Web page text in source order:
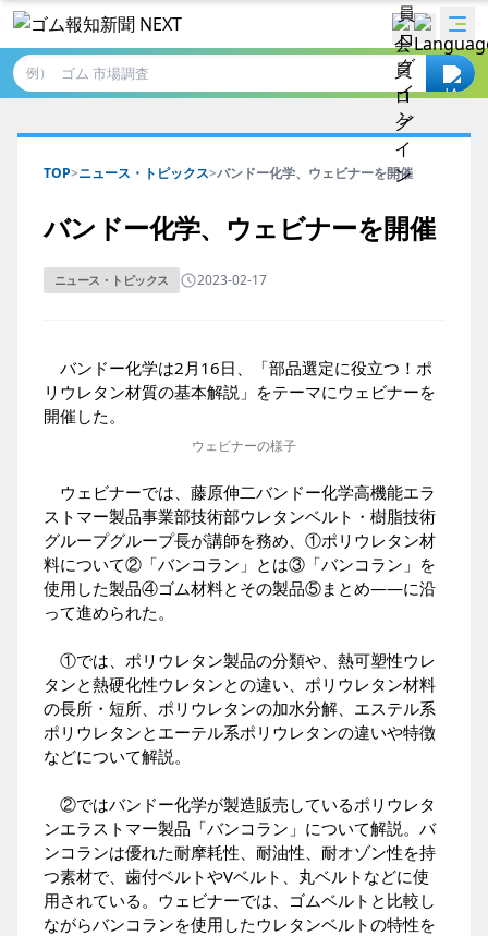
例）
TOP>ニュース・トピックス>バンドー化学、ウェビナーを開催
バンドー化学、ウェビナーを開催
ニュース・トピックス 2023-02-17
バンドー化学は2月16日、「部品選定に役立つ！ポ
リウレタン材質の基本解説」をテーマにウェビナーを
開催した。
ウェビナーの様子
ウェビナーでは、藤原伸二バンドー化学高機能エラ
ストマー製品事業部技術部ウレタンベルト・樹脂技術
グループグループ長が講師を務め、①ポリウレタン材
料について②「バンコラン」とは③「バンコラン」を
使用した製品④ゴム材料とその製品⑤まとめ――に沿
って進められた。
①では、ポリウレタン製品の分類や、熱可塑性ウレ
タンと熱硬化性ウレタンとの違い、ポリウレタン材料
の長所・短所、ポリウレタンの加水分解、エステル系
ポリウレタンとエーテル系ポリウレタンの違いや特徴
などについて解説。
②ではバンドー化学が製造販売しているポリウレタ
ンエラストマー製品「バンコラン」について解説。バ
ンコランは優れた耐摩耗性、耐油性、耐オゾン性を持
つ素材で、歯付ベルトやVベルト、丸ベルトなどに使
用されている。ウェビナーでは、ゴムベルトと比較し
ながらバンコランを使用したウレタンベルトの特性を